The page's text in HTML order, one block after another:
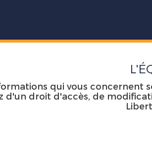
qui vous concernent
d'un droit d'accès, de